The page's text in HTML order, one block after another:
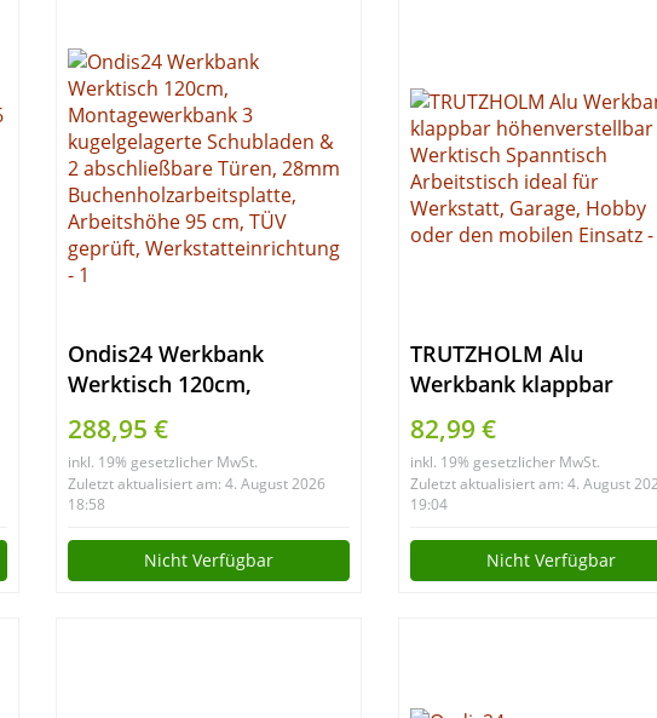
Ondis24 Werkbank
Werktisch 120cm,
Montagewerkbank 3
kugelgelagerte Schubladen
& 2 abschließbare Türen,
28mm
Buchenholzarbeitsplatte,
Arbeitshöhe 95 cm, TÜV
288,95 €
inkl. 19% gesetzlicher MwSt.
Zuletzt aktualisiert am: 4. August 2026
18:58
Nicht Verfügbar
TRUTZHOLM Alu
Werkbank klappbar
höhenverstellbar
Werktisch Spanntisch
Arbeitstisch ideal für
Werkstatt, Garage,
oder den mobilen
82,99 €
inkl. 19% gesetzlicher MwSt.
Zuletzt aktualisiert am: 4. August
19:04
Nicht Verfügbar